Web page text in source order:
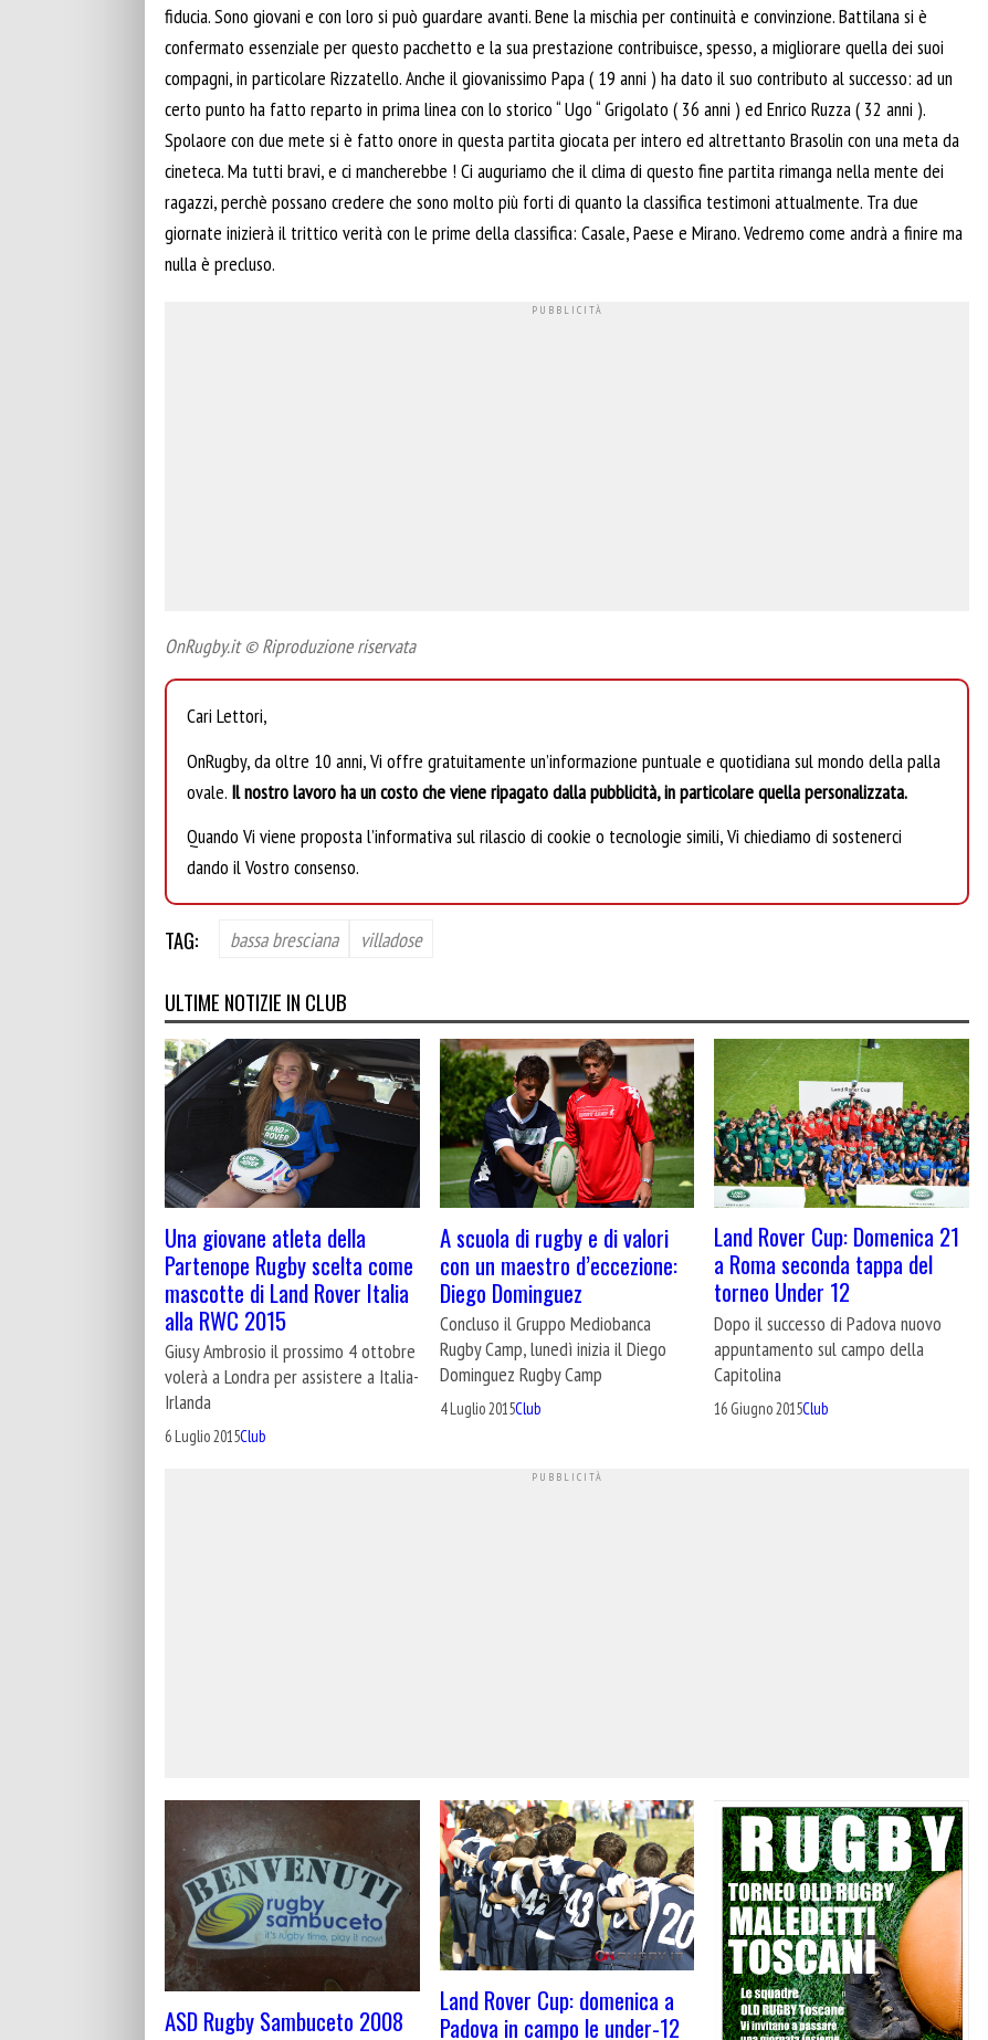
fiducia. Sono giovani e con loro si può guardare avanti. Bene la mischia per continuità e convinzione. Battilana si è
confermato essenziale per questo pacchetto e la sua prestazione contribuisce, spesso, a migliorare quella dei suoi
compagni, in particolare Rizzatello. Anche il giovanissimo Papa ( 19 anni ) ha dato il suo contributo al successo: ad un
certo punto ha fatto reparto in prima linea con lo storico “ Ugo “ Grigolato ( 36 anni ) ed Enrico Ruzza ( 32 anni ).
Spolaore con due mete si è fatto onore in questa partita giocata per intero ed altrettanto Brasolin con una meta da
cineteca. Ma tutti bravi, e ci mancherebbe ! Ci auguriamo che il clima di questo fine partita rimanga nella mente dei
ragazzi, perchè possano credere che sono molto più forti di quanto la classifica testimoni attualmente. Tra due
giornate inizierà il trittico verità con le prime della classifica: Casale, Paese e Mirano. Vedremo come andrà a finire ma
nulla è precluso.
OnRugby.it © Riproduzione riservata
Cari Lettori,
OnRugby, da oltre 10 anni, Vi offre gratuitamente un’informazione puntuale e quotidiana sul mondo della palla
ovale. Il nostro lavoro ha un costo che viene ripagato dalla pubblicità, in particolare quella personalizzata.
Quando Vi viene proposta l’informativa sul rilascio di cookie o tecnologie simili, Vi chiediamo di sostenerci
dando il Vostro consenso.
TAG: bassa bresciana villadose
ULTIME NOTIZIE IN CLUB
Una giovane atleta della
Partenope Rugby scelta come
mascotte di Land Rover Italia
alla RWC 2015
Giusy Ambrosio il prossimo 4 ottobre
volerà a Londra per assistere a Italia-
Irlanda
6 Luglio 2015Club
A scuola di rugby e di valori
con un maestro d’eccezione:
Diego Dominguez
Concluso il Gruppo Mediobanca
Rugby Camp, lunedì inizia il Diego
Dominguez Rugby Camp
4 Luglio 2015Club
Land Rover Cup: Domenica 21
a Roma seconda tappa del
torneo Under 12
Dopo il successo di Padova nuovo
appuntamento sul campo della
Capitolina
16 Giugno 2015Club
ASD Rugby Sambuceto 2008
Land Rover Cup: domenica a
Padova in campo le under-12